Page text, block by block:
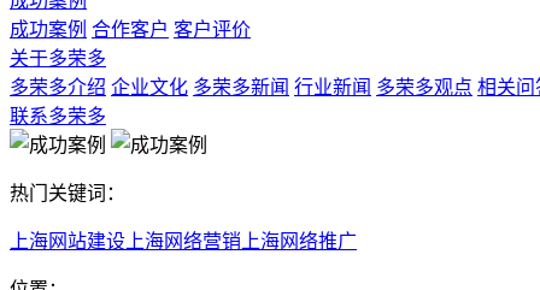
成功案例 合作客户 客户评价
关于多荣多
多荣多介绍 企业文化 多荣多新闻 行业新闻 多荣多观点 相关问
联系多荣多
热门关键词：
上海网站建设 上海网络营销 上海网络推广